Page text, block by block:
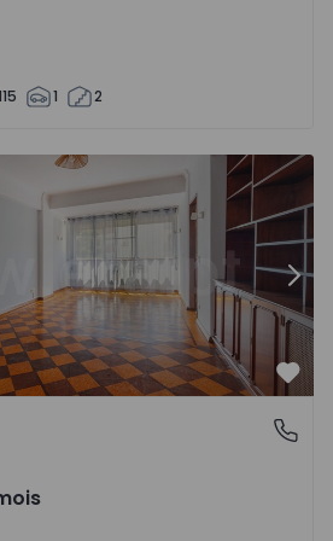
1 2
Olivais - 1575717 - 6